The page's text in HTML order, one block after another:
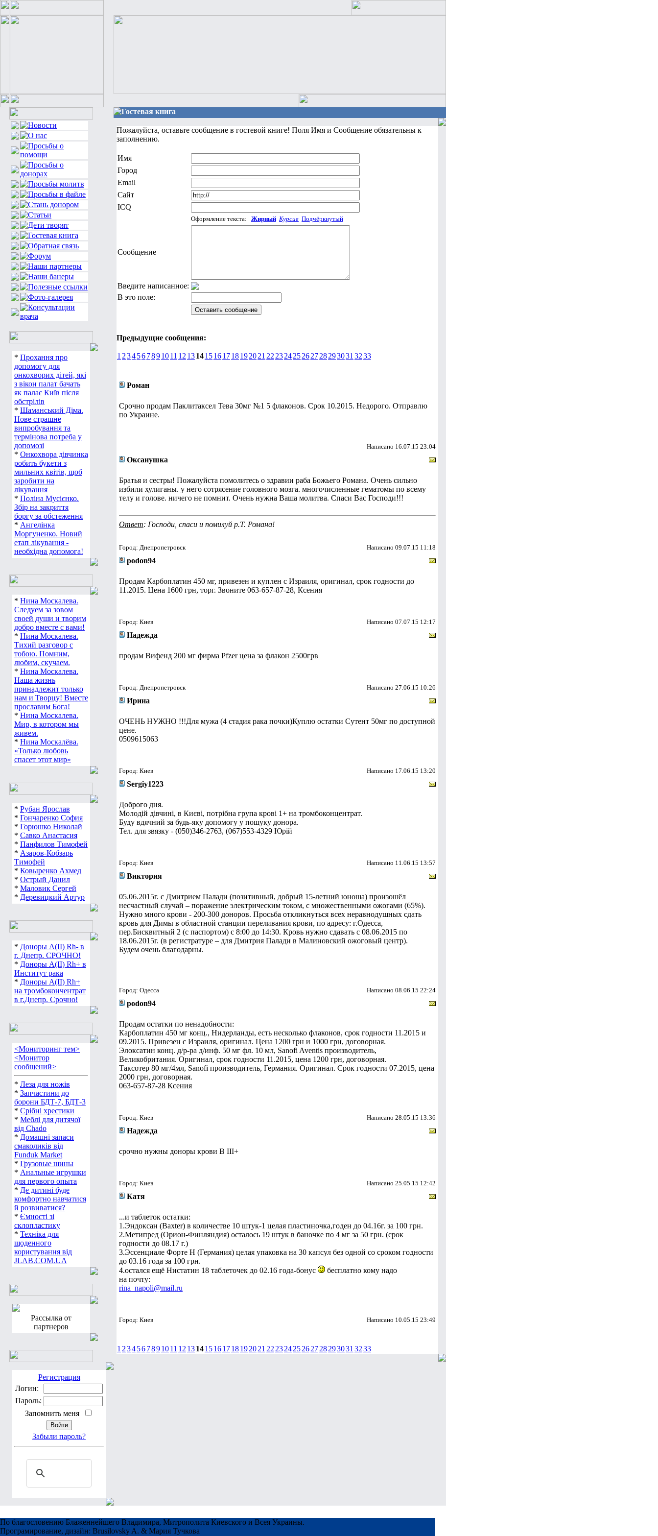
* Прохання про
допомогу для
онкохворих дітей, які
з вікон палат бачать
як палає Київ після
обстрілів
* Шаманський Діма.
Нове страшне
випробування та
термінова потреба у
допомозі
* Онкохвора дівчинка
робить букети з
мильних квітів, щоб
заробити на
лікування
* Поліна Мусієнко.
Збір на закриття
боргу за обстеження
* Ангелінка
Моргуненко. Новий
етап лікування -
необхідна допомога!
* Нина Москалева.
Следуем за зовом
своей души и творим
добро вместе с вами!
* Нина Москалева.
Тихий разговор с
тобою. Помним,
любим, скучаем.
* Нина Москалева.
Наша жизнь
принадлежит только
нам и Творцу! Вместе
прославим Бога!
* Нина Москалева.
Мир, в котором мы
живем.
* Нина Москалёва.
«Только любовь
спасет этот мир»
* Рубан Ярослав
* Гончаренко София
* Горюшко Николай
* Савко Анастасия
* Панфилов Тимофей
* Азаров-Кобзарь
Тимофей
* Ковыренко Ахмед
* Острый Данил
* Маловик Сергей
* Деревицкий Артур
* Доноры А(ІІ) Rh- в
г. Днепр. СРОЧНО!
* Доноры А(ІІ) Rh+ в
Институт рака
* Доноры А(ІІ) Rh+
на тромбокончентрат
в г.Днепр. Срочно!
<Мониторинг тем>
<Монитор
сообщений>
* Леза для ножів
* Запчастини до
борони БДТ-7, БДТ-3
* Срібні хрестики
* Меблі для дитячої
від Chado
* Домашні запаси
смаколиків від
Funduk Market
* Грузовые шины
* Анальные игрушки
для первого опыта
* Де дитині буде
комфортно навчатися
й розвиватися?
* Ємності зі
склопластику
* Техніка для
щоденного
користування від
JLAB.COM.UA
Рассылка от
партнеров
Регистрация
Логин:
Пароль:
Запомнить меня
Забыли пароль?
Гостевая книга
Пожалуйста, оставьте сообщение в гостевой книге! Поля Имя и Сообщение обязательны к
заполнению.
Имя
Город
Email
Сайт
ICQ
Оформление текста: Жирный Курсив Подчёркнутый
Сообщение
Введите написанное:
В это поле:
Предыдущие сообщения:
1 234567891011 12 131415161718192021 22 232425262728293031 3233
Роман
Срочно продам Паклитаксел Тева 30мг №1 5 флаконов. Срок 10.2015. Недорого. Отправлю
по Украине.
Написано 16.07.15 23:04
Оксанушка
Братья и сестры! Пожалуйста помолитесь о здравии раба Божьего Романа. Очень сильно
избили хулиганы. у него сотрясение головного мозга. многочисленные гематомы по всему
телу и голове. ничего не помнит. Очень нужна Ваша молитва. Спаси Вас Господи!!!
Ответ: Господи, спаси и помилуй р.Т. Романа!
Город: Днепропетровск Написано 09.07.15 11:18
podon94
Продам Карбоплатин 450 мг, привезен и куплен с Израиля, оригинал, срок годности до
11.2015. Цена 1600 грн, торг. Звоните 063-657-87-28, Ксения
Город: Киев Написано 07.07.15 12:17
Надежда
продам Вифенд 200 мг фирма Pfzer цена за флакон 2500грв
Город: Днепропетровск Написано 27.06.15 10:26
Ирина
ОЧЕНЬ НУЖНО !!!Для мужа (4 стадия рака почки)Куплю остатки Сутент 50мг по доступной
цене.
0509615063
Город: Киев Написано 17.06.15 13:20
Sergiy1223
Доброго дня.
Молодій дівчині, в Києві, потрібна група крові 1+ на тромбоконцентрат.
Буду вдячний за будь-яку допомогу у пошуку донора.
Тел. для звязку - (050)346-2763, (067)553-4329 Юрій
Город: Киев Написано 11.06.15 13:57
Виктория
05.06.2015г. с Дмитрием Палади (позитивный, добрый 15-летний юноша) произошёл
несчастный случай – поражение электрическим током, с множественными ожогами (65%).
Нужно много крови - 200-300 доноров. Просьба откликнуться всех неравнодушных сдать
кровь для Димы в областной станции переливания крови, по адресу: г.Одесса,
пер.Бисквитный 2 (с паспортом) c 8:00 до 14:30. Кровь нужно сдавать с 08.06.2015 по
18.06.2015г. (в регистратуре – для Дмитрия Палади в Малиновский ожоговый центр).
Будем очень благодарны.
Город: Одесса Написано 08.06.15 22:24
podon94
Продам остатки по ненадобности:
Карбоплатин 450 мг конц., Нидерланды, есть несколько флаконов, срок годности 11.2015 и
09.2015. Привезен с Израиля, оригинал. Цена 1200 грн и 1000 грн, договорная.
Элоксатин конц. д/р-ра д/инф. 50 мг фл. 10 мл, Sanofi Aventis производитель,
Великобритания. Оригинал, срок годности 11.2015, цена 1200 грн, договорная.
Таксотер 80 мг/4мл, Sanofi производитель, Германия. Оригинал. Срок годности 07.2015, цена
2000 грн, договорная.
063-657-87-28 Ксения
Город: Киев Написано 28.05.15 13:36
Надежда
срочно нужны доноры крови B III+
Город: Киев Написано 25.05.15 12:42
Катя
...и таблеток остатки:
1.Эндоксан (Baxter) в количестве 10 штук-1 целая пластиночка,годен до 04.16г. за 100 грн.
2.Метипред (Орион-Финляндия) осталось 19 штук в баночке по 4 мг за 50 грн. (срок
годности до 08.17 г.)
3.Эссенциале Форте Н (Германия) целая упаковка на 30 капсул без одной со сроком годности
до 03.16 года за 100 грн.
4.остался ещё Нистатин 18 таблеточек до 02.16 года-бонус
бесплатно кому надо
на почту:
rina_napoli@mail.ru
Город: Киев Написано 10.05.15 23:49
1 234567891011 12 131415161718192021 22 232425262728293031 3233
По благословению Блаженнейшего Владимира, Митрополита Киевского и Всея Украины.
Програмирование, дизайн: Brusilovsky A. & Мария Тучкова